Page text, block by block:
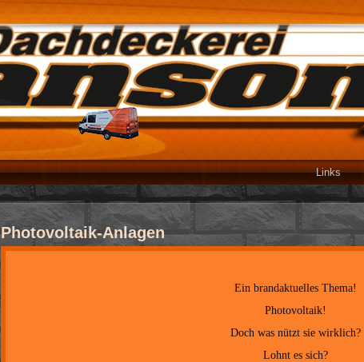
Links
Photovoltaik-Anlagen
Ein brandaktuelles Thema!
Photovoltaik!
Doch was nützt sie wirklich?
Lohnt es sich?